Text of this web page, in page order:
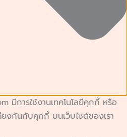
มีการใช้งานเทคโนโลยีคุกกี้ หรือ
งกันกับคุกกี้ บนเว็บไซต์ของเรา